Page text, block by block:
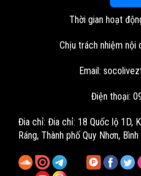
Thời gian hoạt
Chịu trách nhiệm nội
Email:
Điện thoại:
Đia chỉ: Đia chỉ: 18 Quốc lộ 1D,
Ráng, Thành phố Quy Nhơn,